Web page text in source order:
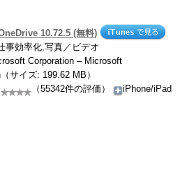
10.72.5 (無料)
事効率化,写真／ビデオ
Corporation – Microsoft
サイズ: 199.62 MB）
（55342件の評価）
iPhone/iPad